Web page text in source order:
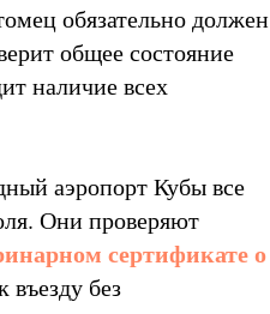
обязательно должен
общее состояние
наличие всех
аэропорт Кубы все
Они проверяют
сертификате о
без